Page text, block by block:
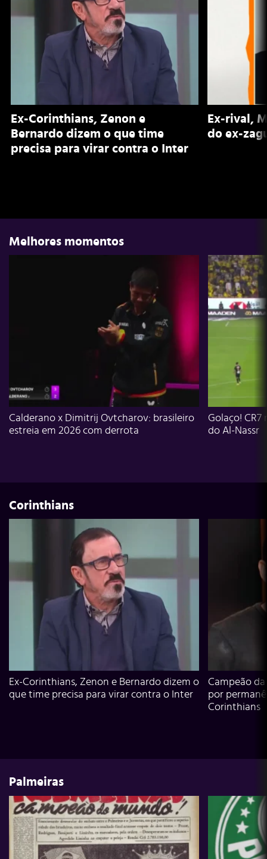
Ex-Corinthians, Zenon e
Bernardo dizem o que time
precisa para virar contra o Inter
Ex-rival,
do ex-
Melhores momentos
Calderano x Dimitrij Ovtcharov: brasileiro
estreia em 2026 com derrota
Golaço!
do Al-Nassr
Corinthians
Ex-Corinthians, Zenon e Bernardo dizem o
que time precisa para virar contra o Inter
Campeão
por
Corinthians
Palmeiras